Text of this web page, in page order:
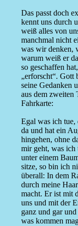
Das passt doch
kennt uns durch
weiß alles von
manchmal nicht
was wir denken,
warum weiß er
so geschaffen
„erforscht“. Gott
seine Gedanken
aus dem zweiten
Fahrkarte:
Egal was ich
da und hat ein
hingehen, ohne
mir geht, was ich
unter einem
sitze, so bin ich
überall: In dem
durch meine
macht. Er ist mit
uns und mit der
ganz und gar
was kommen